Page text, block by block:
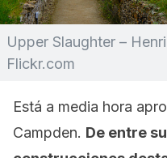
Upper Slaughter –
Flickr.com
Está a media hora
Campden. De entre